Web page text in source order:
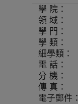
學 院：
領 域：
學 門：
學 類：
細學類：
電 話：
分 機：
傳 真：
電子郵件：